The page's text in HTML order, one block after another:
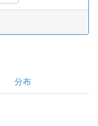
分布